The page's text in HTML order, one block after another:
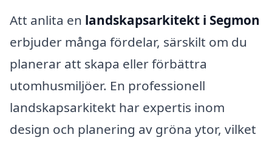
Att anlita en landskapsarkitekt i Segmon
erbjuder många fördelar, särskilt om du
planerar att skapa eller förbättra
utomhusmiljöer. En professionell
landskapsarkitekt har expertis inom
design och planering av gröna ytor, vilket